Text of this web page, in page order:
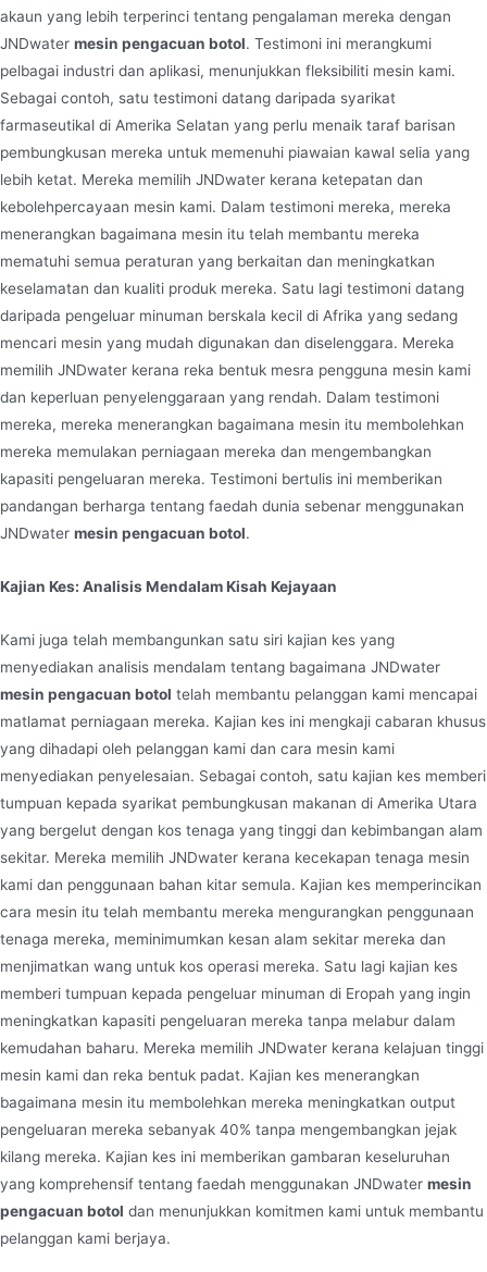
akaun yang lebih terperinci tentang pengalaman mereka dengan
JNDwater mesin pengacuan botol. Testimoni ini merangkumi
pelbagai industri dan aplikasi, menunjukkan fleksibiliti mesin kami.
Sebagai contoh, satu testimoni datang daripada syarikat
farmaseutikal di Amerika Selatan yang perlu menaik taraf barisan
pembungkusan mereka untuk memenuhi piawaian kawal selia yang
lebih ketat. Mereka memilih JNDwater kerana ketepatan dan
kebolehpercayaan mesin kami. Dalam testimoni mereka, mereka
menerangkan bagaimana mesin itu telah membantu mereka
mematuhi semua peraturan yang berkaitan dan meningkatkan
keselamatan dan kualiti produk mereka. Satu lagi testimoni datang
daripada pengeluar minuman berskala kecil di Afrika yang sedang
mencari mesin yang mudah digunakan dan diselenggara. Mereka
memilih JNDwater kerana reka bentuk mesra pengguna mesin kami
dan keperluan penyelenggaraan yang rendah. Dalam testimoni
mereka, mereka menerangkan bagaimana mesin itu membolehkan
mereka memulakan perniagaan mereka dan mengembangkan
kapasiti pengeluaran mereka. Testimoni bertulis ini memberikan
pandangan berharga tentang faedah dunia sebenar menggunakan
JNDwater mesin pengacuan botol.
Kajian Kes: Analisis Mendalam Kisah Kejayaan
Kami juga telah membangunkan satu siri kajian kes yang
menyediakan analisis mendalam tentang bagaimana JNDwater
mesin pengacuan botol telah membantu pelanggan kami mencapai
matlamat perniagaan mereka. Kajian kes ini mengkaji cabaran khusus
yang dihadapi oleh pelanggan kami dan cara mesin kami
menyediakan penyelesaian. Sebagai contoh, satu kajian kes memberi
tumpuan kepada syarikat pembungkusan makanan di Amerika Utara
yang bergelut dengan kos tenaga yang tinggi dan kebimbangan alam
sekitar. Mereka memilih JNDwater kerana kecekapan tenaga mesin
kami dan penggunaan bahan kitar semula. Kajian kes memperincikan
cara mesin itu telah membantu mereka mengurangkan penggunaan
tenaga mereka, meminimumkan kesan alam sekitar mereka dan
menjimatkan wang untuk kos operasi mereka. Satu lagi kajian kes
memberi tumpuan kepada pengeluar minuman di Eropah yang ingin
meningkatkan kapasiti pengeluaran mereka tanpa melabur dalam
kemudahan baharu. Mereka memilih JNDwater kerana kelajuan tinggi
mesin kami dan reka bentuk padat. Kajian kes menerangkan
bagaimana mesin itu membolehkan mereka meningkatkan output
pengeluaran mereka sebanyak 40% tanpa mengembangkan jejak
kilang mereka. Kajian kes ini memberikan gambaran keseluruhan
yang komprehensif tentang faedah menggunakan JNDwater mesin
pengacuan botol dan menunjukkan komitmen kami untuk membantu
pelanggan kami berjaya.